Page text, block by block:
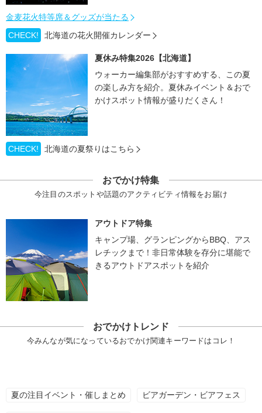
金麦花火特等席＆グッズが当たる
CHECK!
北海道の花火開催カレンダー
夏休み特集2026【北海道】
ウォーカー編集部がおすすめする、この夏
の楽しみ方を紹介。夏休みイベント＆おで
かけスポット情報が盛りだくさん！
CHECK! 北海道の夏祭りはこちら
おでかけ特集
今注目のスポットや話題のアクティビティ情報をお届け
アウトドア特集
キャンプ場、グランピングからBBQ、アス
レチックまで！非日常体験を存分に堪能で
きるアウトドアスポットを紹介
おでかけトレンド
今みんなが気になっているおでかけ関連キーワードはコレ！
夏の注目イベント・催しまとめ ビアガーデン・ビアフェス